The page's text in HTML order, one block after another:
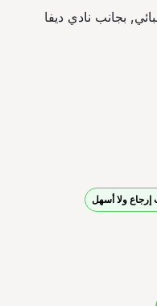
بجانب نادي ديفا
إرجاع ولا أسهل